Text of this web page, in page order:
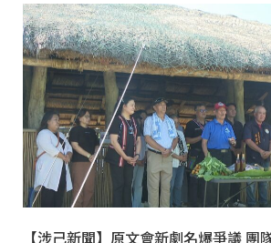
【涉己新聞】原文會新劇名爆爭議